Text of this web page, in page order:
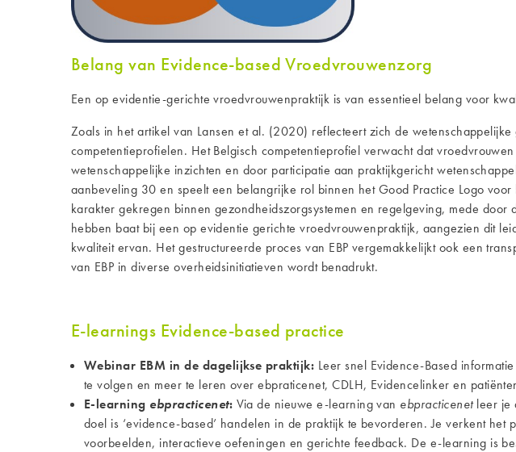
Belang van Evidence-based Vroedvrouwenzorg
Een op evidentie-gerichte vroedvrouwenpraktijk is van essentieel belang voor
Zoals in het artikel van Lansen et al. (2020) reflecteert zich de
competentieprofielen. Het Belgisch competentieprofiel verwacht dat
wetenschappelijke inzichten en door participatie aan praktijkgericht
aanbeveling 30 en speelt een belangrijke rol binnen het Good Practice Logo
karakter gekregen binnen gezondheidszorgsystemen en regelgeving, mede
hebben baat bij een op evidentie gerichte vroedvrouwenpraktijk, aangezien dit
kwaliteit ervan. Het gestructureerde proces van EBP vergemakkelijkt ook een
van EBP in diverse overheidsinitiatieven wordt benadrukt.
E-learnings Evidence-based practice
Webinar EBM in de dagelijkse praktijk: Leer snel Evidence-Based
te volgen en meer te leren over ebpraticenet, CDLH, Evidencelinker en
E-learning ebpracticenet: Via de nieuwe e-learning van ebpracticenetleer je
doel is ‘evidence-based’ handelen in de praktijk te bevorderen. Je verkent
voorbeelden, interactieve oefeningen en gerichte feedback. De e-learning is